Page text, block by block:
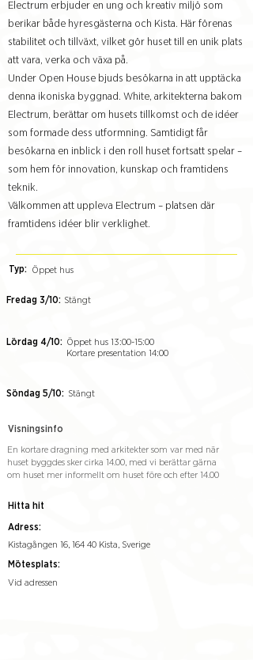
Electrum erbjuder en ung och kreativ miljö som
berikar både hyresgästerna och Kista. Här förenas
stabilitet och tillväxt, vilket gör huset till en unik plats
att vara, verka och växa på.
Under Open House bjuds besökarna in att upptäcka
denna ikoniska byggnad. White, arkitekterna bakom
Electrum, berättar om husets tillkomst och de idéer
som formade dess utformning. Samtidigt får
besökarna en inblick i den roll huset fortsatt spelar –
som hem för innovation, kunskap och framtidens
teknik.
Välkommen att uppleva Electrum – platsen där
framtidens idéer blir verklighet.
Typ: Öppet hus
Fredag 3/10: Stängt
Lördag 4/10: Öppet hus 13:00-15:00
Kortare presentation 14:00
Söndag 5/10: Stängt
Visningsinfo
En kortare dragning med arkitekter som var med när
huset byggdes sker cirka 14.00, med vi berättar gärna
om huset mer informellt om huset före och efter 14.00
Hitta hit
Adress:
Kistagången 16, 164 40 Kista, Sverige
Mötesplats:
Vid adressen